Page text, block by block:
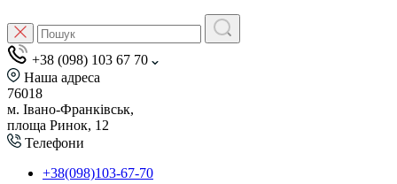
+38 (098) 103 67 70
Наша адреса
76018
м. Івано-Франківськ,
площа Ринок, 12
Телефони
+38(098)103-67-70